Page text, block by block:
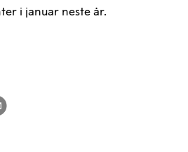
i januar neste år.